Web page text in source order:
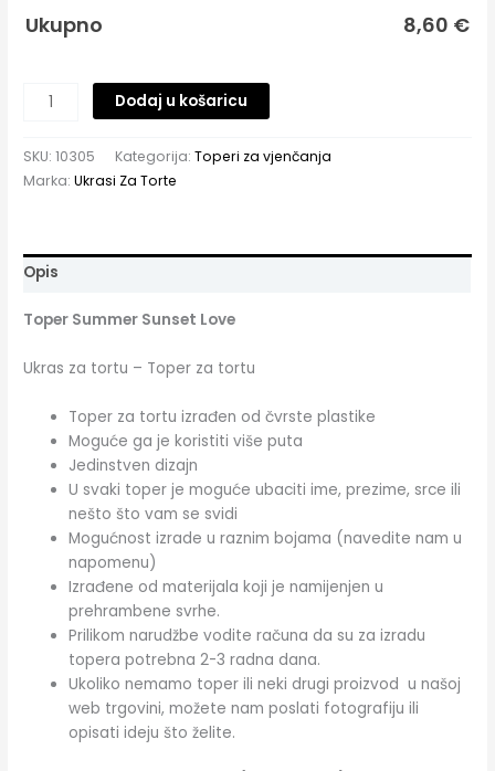
Ukupno 8,60 €
Dodaj u košaricu
SKU:10305 Kategorija:Toperi za vjenčanja
Marka:Ukrasi Za Torte
Opis
Toper Summer Sunset Love
Ukras za tortu – Toper za tortu
Toper za tortu izrađen od čvrste plastike
Moguće ga je koristiti više puta
Jedinstven dizajn
U svaki toper je moguće ubaciti ime, prezime, srce ili
nešto što vam se svidi
Mogućnost izrade u raznim bojama (navedite nam u
napomenu)
Izrađene od materijala koji je namijenjen u
prehrambene svrhe.
Prilikom narudžbe vodite računa da su za izradu
topera potrebna 2-3 radna dana.
Ukoliko nemamo toper ili neki drugi proizvod u našoj
web trgovini, možete nam poslati fotografiju ili
opisati ideju što želite.